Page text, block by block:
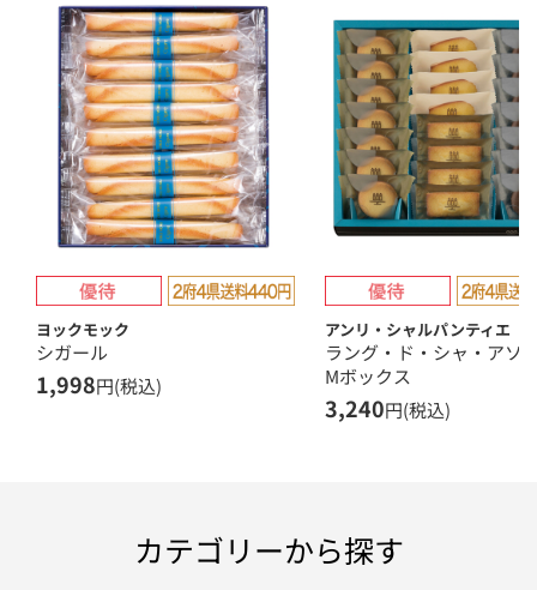
ヨックモック
シガール
1,998円(税込)
アンリ・シャルパンティエ
ラング・ド・シャ・ア
Mボックス
3,240円(税込)
カテゴリーから探す